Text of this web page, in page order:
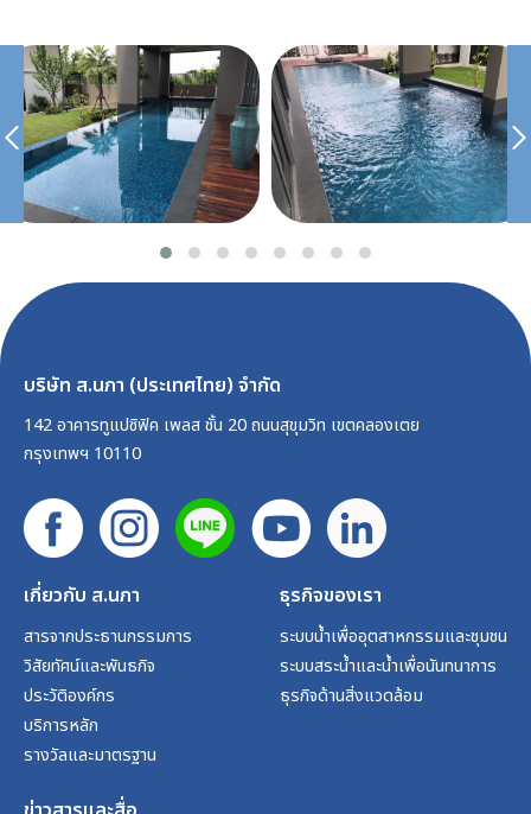
บริษัท ส.นภา (ประเทศไทย) จำกัด
142 อาคารทูแปซิฟิค เพลส ชั้น 20 ถนนสุขุมวิท เขตคลองเตย
กรุงเทพฯ 10110
เกี่ยวกับ ส.นภา
สารจากประธานกรรมการ
วิสัยทัศน์และพันธกิจ
ประวัติองค์กร
บริการหลัก
รางวัลและมาตรฐาน
ธุรกิจของเรา
ระบบน้ำเพื่ออุตสาหกรรมและชุมชน
ระบบสระน้ำและน้ำเพื่อนันทนาการ
ธุรกิจด้านสิ่งแวดล้อม